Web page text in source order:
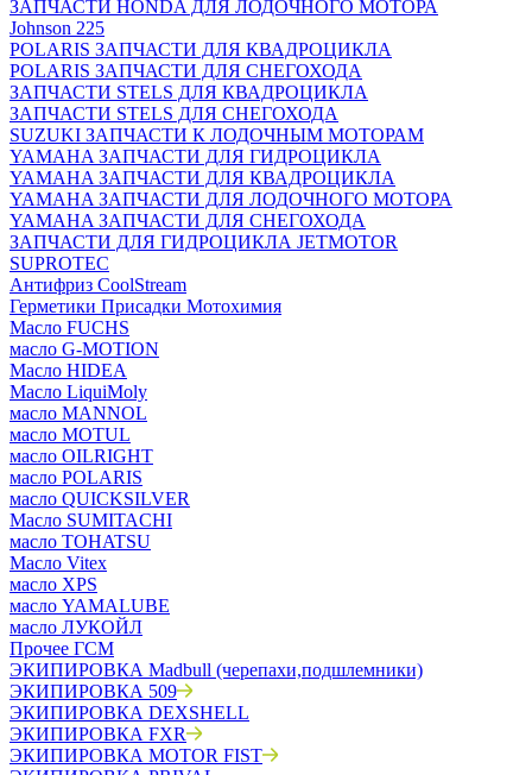
ЗАПЧАСТИ HONDA ДЛЯ ЛОДОЧНОГО МОТОРА
Johnson 225
POLARIS ЗАПЧАСТИ ДЛЯ КВАДРОЦИКЛА
POLARIS ЗАПЧАСТИ ДЛЯ СНЕГОХОДА
ЗАПЧАСТИ STELS ДЛЯ КВАДРОЦИКЛА
ЗАПЧАСТИ STELS ДЛЯ СНЕГОХОДА
SUZUKI ЗАПЧАСТИ К ЛОДОЧНЫМ МОТОРАМ
YAMAHA ЗАПЧАСТИ ДЛЯ ГИДРОЦИКЛА
YAMAHA ЗАПЧАСТИ ДЛЯ КВАДРОЦИКЛА
YAMAHA ЗАПЧАСТИ ДЛЯ ЛОДОЧНОГО МОТОРА
YAMAHA ЗАПЧАСТИ ДЛЯ СНЕГОХОДА
ЗАПЧАСТИ ДЛЯ ГИДРОЦИКЛА JETMOTOR
SUPROTEC
Антифриз CoolStream
Герметики Присадки Мотохимия
Масло FUCHS
масло G-MOTION
Масло HIDEA
Масло LiquiMoly
масло MANNOL
масло MOTUL
масло OILRIGHT
масло POLARIS
масло QUICKSILVER
Масло SUMITACHI
масло TOHATSU
Масло Vitex
масло XPS
масло YAMALUBE
масло ЛУКОЙЛ
Прочее ГСМ
ЭКИПИРОВКА Madbull (черепахи,подшлемники)
ЭКИПИРОВКА 509
ЭКИПИРОВКА DEXSHELL
ЭКИПИРОВКА FXR
ЭКИПИРОВКА MOTOR FIST